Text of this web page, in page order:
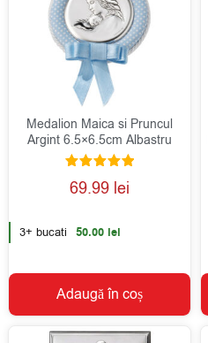
Medalion Maica si Pruncul
Argint 6.5×6.5cm Albastru
Evaluat la
5.00
69.99 lei
3+ bucati 50.00 lei
Adaugă în coș